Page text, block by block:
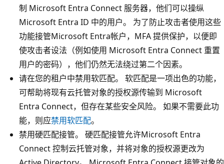
制 Microsoft Entra Connect 服务器，他们可以操纵
Microsoft Entra ID 中的用户。 为了防止攻击者使用这些
功能接管Microsoft Entra帐户，MFA 提供保护，以便即
使攻击者设法（例如使用 Microsoft Entra Connect 重置
用户的密码），他们仍然无法绕过第二个因素。
请在您的租户中禁用软匹配。 软匹配是一项出色的功能，
可帮助将现有云托管对象的授权源传输到 Microsoft
Entra Connect，但存在某些安全风险。 如果不需要此功
能，则应禁用软匹配。
禁用硬匹配接管。 硬匹配接管允许Microsoft Entra
Connect 控制云托管对象，并将对象的授权源更改为